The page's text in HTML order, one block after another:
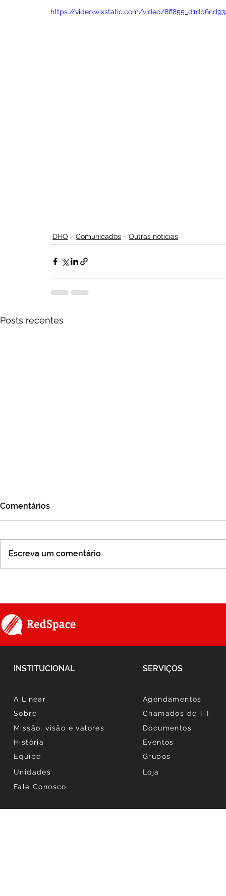
https://video.wixstatic.com/video/
DHO Comunicados Outras notícias
Posts recentes
Comentários
Escreva um comentário
INSTITUCIONAL SERVIÇOS
A Linear
Sobre
Missão, visão e valores
História
Equipe
Unidades
Agendamentos
Chamados de T.I
Documentos
Eventos
Grupos
Loja
Fale Conosco